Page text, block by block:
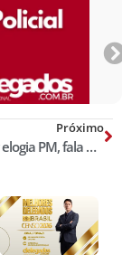
Próximo
Luciano Hang elogia PM, fala mal da Polícia Civil e delegado reage!